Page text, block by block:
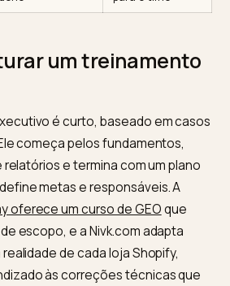
como a IA escolhe e
paga
mais precisa
por que feed e
estrutura importam
menos
dependência
anúncios
o que medir e quem
é dono
metas claras
para o time